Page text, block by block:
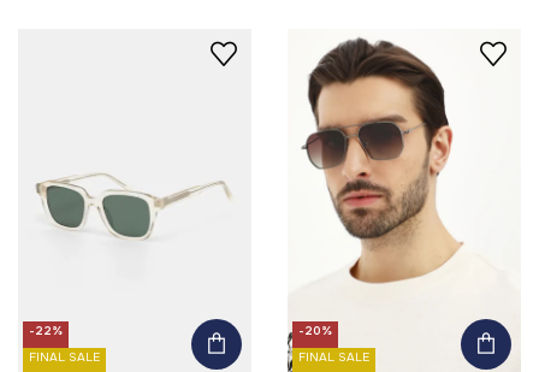
-22%
FINAL SALE
-20%
FINAL SALE